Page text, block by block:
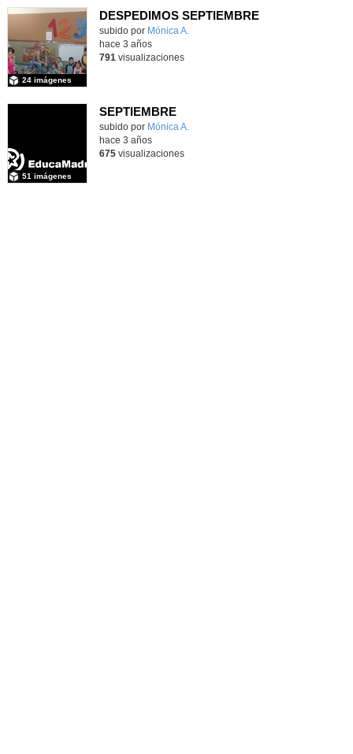
DESPEDIMOS SEPTIEMBRE
Contenido educativo.
subido por Mónica A.
24 imágenes
hace 3 años
791 visualizaciones
SEPTIEMBRE
subido por Mónica A.
51 imágenes
hace 3 años
675visualizaciones